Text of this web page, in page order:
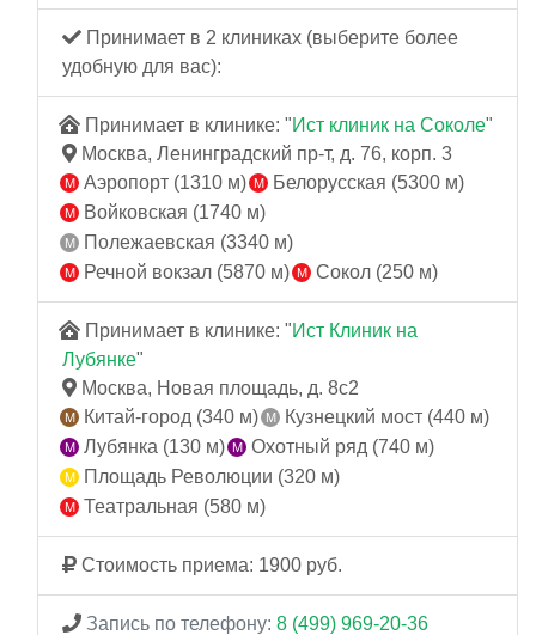
Принимает в 2 клиниках (выберите более
удобную для вас):
Принимает в клинике: "Ист клиник на Соколе"
Москва, Ленинградский пр-т, д. 76, корп. 3
Аэропорт (1310 м)
Белорусская (5300 м)
Войковская (1740 м)
Полежаевская (3340 м)
Речной вокзал (5870 м)
Сокол (250 м)
Принимает в клинике: "Ист Клиник на
Лубянке"
Москва, Новая площадь, д. 8с2
Китай-город (340 м)
Кузнецкий мост (440 м)
Лубянка (130 м)
Охотный ряд (740 м)
Площадь Революции (320 м)
Театральная (580 м)
Стоимость приема: 1900 руб.
Запись по телефону: 8 (499) 969-20-36